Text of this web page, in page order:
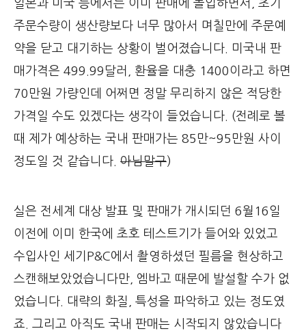
일본과 미국 등에서는 이미 판매에 돌입하면서, 초기
주문수량이 생산량보다 너무 많아서 며칠만에 주문예
약을 닫고 대기하는 상황이 벌어졌습니다. 미국내 판
매가격은 499.99달러, 환율을 대충 1400이라고 하면
70만원 가량인데 어쩌면 정말 무리하지 않은 적당한
가격일 수도 있겠다는 생각이 들었습니다. (전례로 볼
때 제가 예상하는 국내 판매가는 85만~95만원 사이
정도일 것 같습니다. 아님말구)
실은 전세계 대상 발표 및 판매가 개시되던 6월16일
이전에 이미 한국에 초호 테스트기가 들어와 있었고
수입사인 세기P&C에서 촬영하셨던 필름을 현상하고
스캔해보았었습니다만, 엠바고 때문에 발설할 수가 없
었습니다. 대략의 화질, 특성을 파악하고 있는 정도였
죠. 그리고 아직도 국내 판매는 시작되지 않았습니다